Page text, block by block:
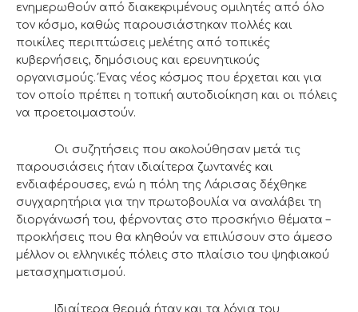
ενημερωθούν από διακεκριμένους ομιλητές από όλο
τον κόσμο, καθώς παρουσιάστηκαν πολλές και
ποικίλες περιπτώσεις μελέτης από τοπικές
κυβερνήσεις, δημόσιους και ερευνητικούς
οργανισμούς. Ένας νέος κόσμος που έρχεται και για
τον οποίο πρέπει η τοπική αυτοδιοίκηση και οι πόλεις
να προετοιμαστούν.
Οι συζητήσεις που ακολούθησαν μετά τις
παρουσιάσεις ήταν ιδιαίτερα ζωντανές και
ενδιαφέρουσες, ενώ η πόλη της Λάρισας δέχθηκε
συγχαρητήρια για την πρωτοβουλία να αναλάβει τη
διοργάνωσή του, φέρνοντας στο προσκήνιο θέματα –
προκλήσεις που θα κληθούν να επιλύσουν στο άμεσο
μέλλον οι ελληνικές πόλεις στο πλαίσιο του ψηφιακού
μετασχηματισμού.
Ιδιαίτερα θερμά ήταν και τα λόγια του